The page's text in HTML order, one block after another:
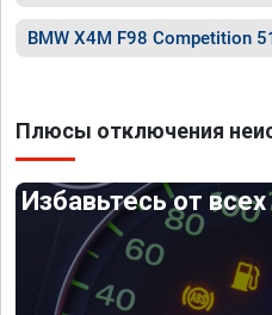
BMW X4M F98 Competition
Плюсы отключения
Избавьтесь от